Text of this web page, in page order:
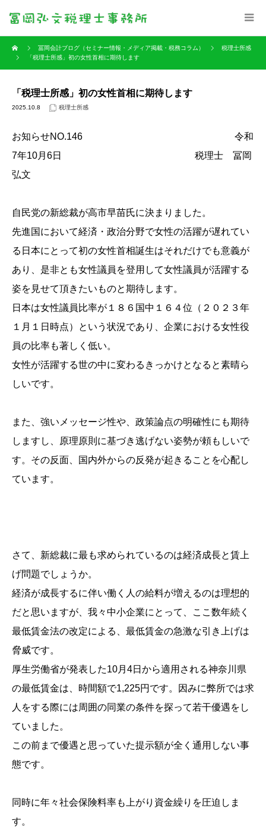
冨岡会計ブログ（セミナー情報・メディア掲載・税務コラム）
税理士所感
「税理士所感」初の女性首相に期待します
「税理士所感」初の女性首相に期待します
2025.10.8 税理士所感
お知らせNO.146 令和
7年10月6日 税理士 冨岡
弘文
自民党の新総裁が高市早苗氏に決まりました。
先進国において経済・政治分野で女性の活躍が遅れてい
る日本にとって初の女性首相誕生はそれだけでも意義が
あり、是非とも女性議員を登用して女性議員が活躍する
姿を見せて頂きたいものと期待します。
日本は女性議員比率が１８６国中１６４位（２０２３年
１月１日時点）という状況であり、企業における女性役
員の比率も著しく低い。
女性が活躍する世の中に変わるきっかけとなると素晴ら
しいです。
また、強いメッセージ性や、政策論点の明確性にも期待
しますし、原理原則に基づき逃げない姿勢が頼もしいで
す。その反面、国内外からの反発が起きることを心配し
ています。
さて、新総裁に最も求められているのは経済成長と賃上
げ問題でしょうか。
経済が成長するに伴い働く人の給料が増えるのは理想的
だと思いますが、我々中小企業にとって、ここ数年続く
最低賃金法の改定による、最低賃金の急激な引き上げは
脅威です。
厚生労働省が発表した10月4日から適用される神奈川県
の最低賃金は、時間額で1,225円です。因みに弊所では求
人をする際には周囲の同業の条件を探って若干優遇をし
ていました。
この前まで優遇と思っていた提示額が全く通用しない事
態です。
同時に年々社会保険料率も上がり資金繰りを圧迫しま
す。